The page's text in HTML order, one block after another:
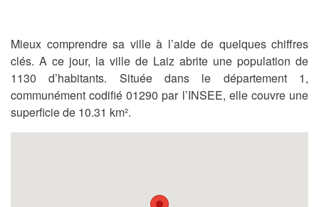
Mieux comprendre sa ville à l’aide de quelques chiffres
clés. A ce jour, la ville de Laiz abrite une population de
1130 d’habitants. Située dans le département 1,
communément codifié 01290 par l’INSEE, elle couvre une
superficie de 10.31 km².